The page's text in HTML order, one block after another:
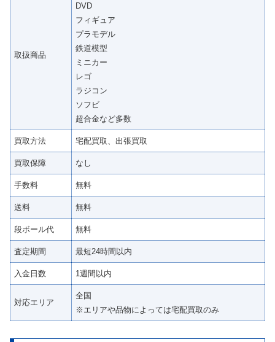
取扱商品
DVD
フィギュア
プラモデル
鉄道模型
ミニカー
レゴ
ラジコン
ソフビ
超合金など多数
買取方法 宅配買取、出張買取
買取保障 なし
手数料 無料
送料 無料
段ボール代 無料
査定期間 最短24時間以内
入金日数 1週間以内
対応エリア
全国
※エリアや品物によっては宅配買取のみ